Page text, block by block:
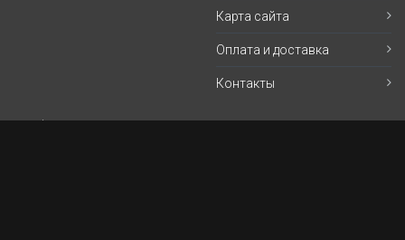
Карта сайта
Оплата и доставка
Контакты
Кабинет